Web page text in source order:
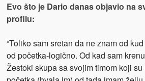
Evo što je Dario danas objavio na
profilu:
“Toliko sam sretan da ne znam od
od početka-logično. Od kad sam
Žestoki skupa sa svojim timom koji